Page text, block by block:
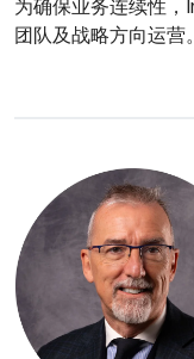
为确保业务连续性，
团队及战略方向运营。